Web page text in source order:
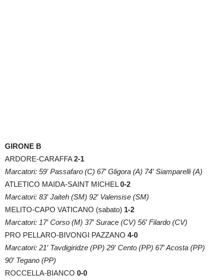
GIRONE B
ARDORE-CARAFFA2-1
Marcatori: 59′ Passafaro (C) 67′ Gligora (A) 74′ Siamparelli (A)
ATLETICO MAIDA-SAINT MICHEL0-2
Marcatori: 83′ Jaiteh (SM) 92′ Valensise (SM)
MELITO-CAPO VATICANO (sabato) 1-2
Marcatori: 17′ Corso (M) 37′ Surace (CV) 56′ Filardo (CV)
PRO PELLARO-BIVONGI PAZZANO 4-0
Marcatori: 21′ Tavdigiridze (PP) 29′ Cento (PP) 67′ Acosta (PP)
90′ Tegano (PP)
ROCCELLA-BIANCO 0-0